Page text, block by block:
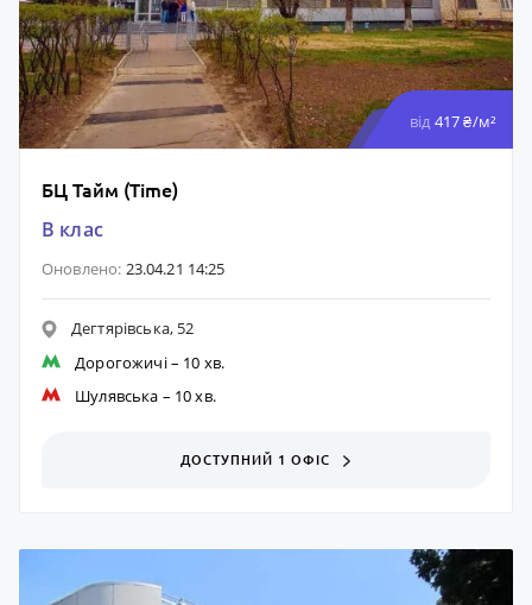
від 417 ₴/м²
БЦ Тайм (Time)
B клас
Оновлено: 23.04.21 14:25
Дегтярівська, 52
Дорогожичі– 10 хв.
Шулявська – 10 хв.
ДОСТУПНИЙ 1 ОФІС